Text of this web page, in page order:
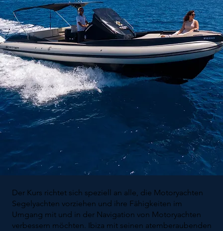
Der Kurs richtet sich speziell an alle, die Motoryachten
Segelyachten vorziehen und ihre Fähigkeiten im
Umgang mit und in der Navigation von Motoryachten
verbessern möchten. Ibiza mit seinen atemberaubenden